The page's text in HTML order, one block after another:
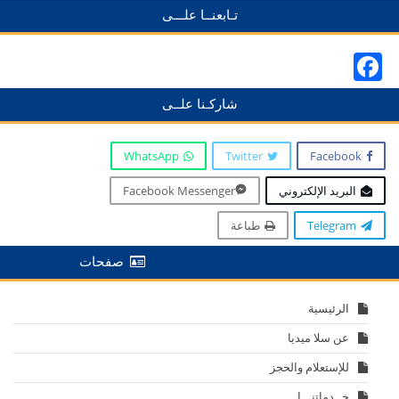
تـابعنــا علـــى
شاركـنا علــى
Facebook
Twitter
WhatsApp
البريد الإلكتروني Facebook Messenger
Telegram طباعة
صفحات
الرئيسية
عن سلا ميديا
للإستعلام والحجز